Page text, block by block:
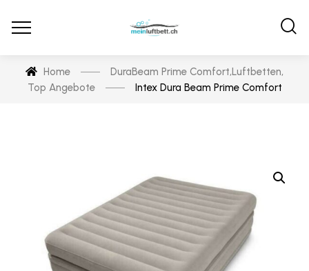
Home DuraBeam Prime Comfort,Luftbetten,
Top Angebote
Intex Dura Beam Prime Comfort